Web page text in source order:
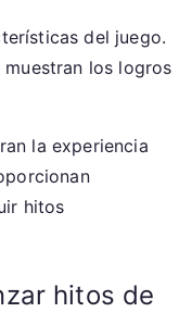
del juego.
los logros
la experiencia
hitos
hitos de